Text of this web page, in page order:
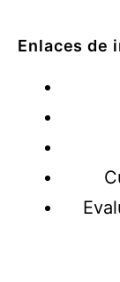
Enlaces de